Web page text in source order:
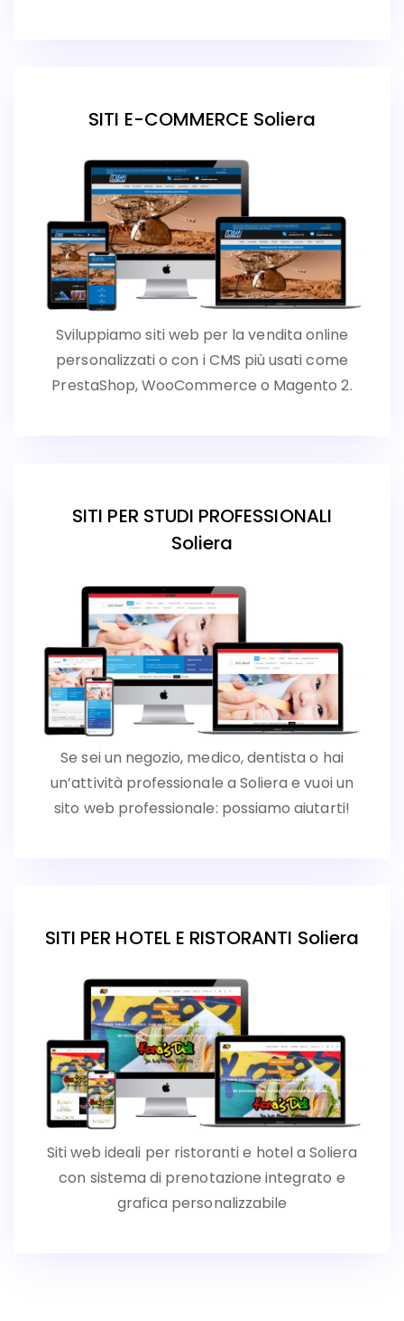
SITI E-COMMERCE Soliera
Sviluppiamo siti web per la vendita online
personalizzati o con i CMS più usati come
PrestaShop, WooCommerce o Magento 2.
SITI PER STUDI PROFESSIONALI
Soliera
Se sei un negozio, medico, dentista o hai
un’attività professionale a Soliera e vuoi un
sito web professionale: possiamo aiutarti!
SITI PER HOTEL E RISTORANTI Soliera
Siti web ideali per ristoranti e hotel a Soliera
con sistema di prenotazione integrato e
grafica personalizzabile